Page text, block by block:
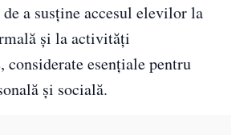
a susține accesul elevilor la
și la activități
considerate esențiale pentru
și socială.